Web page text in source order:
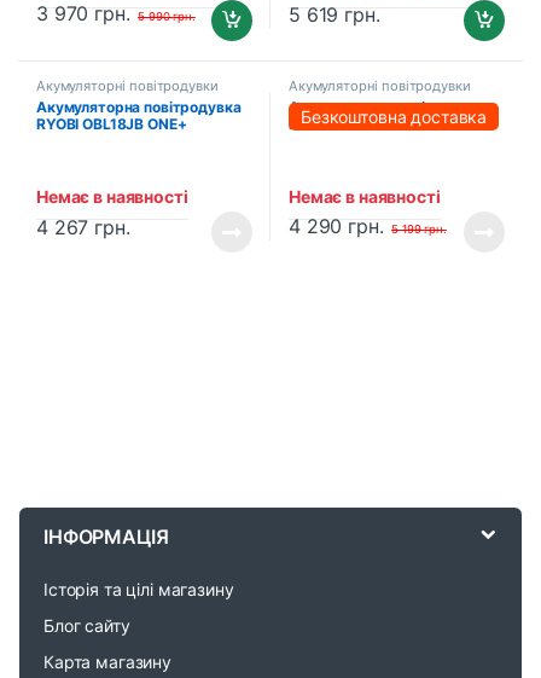
3 970 грн. 5 990грн. 5 619 грн.
Акумуляторні повітродувки
Акумуляторна повітродувка
RYOBI OBL18JB ONE+
Немає в наявності
4 267 грн.
Акумуляторні повітродувки
Безкоштовна доставка
Акумуляторна повітродувка
PROFI-TEC PLB2036BL
Немає в наявності
4 290 грн. 5 199грн.
ІНФОРМАЦІЯ
Історія та цілі магазину
Блог сайту
Карта магазину